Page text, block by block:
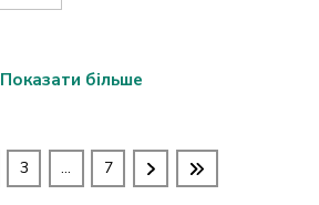
Показати більше
3 ... 7